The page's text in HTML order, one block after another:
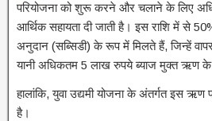
परियोजना को शुरू करने और चलाने के लिए
आर्थिक सहायता दी जाती है। इस राशि में से
अनुदान (सब्सिडी) के रूप में मिलते हैं, जिन्हें
यानी अधिकतम 5 लाख रुपये ब्याज मुक्त ऋण के
हालांकि, युवा उद्यमी योजना के अंतर्गत इस ऋण
है।